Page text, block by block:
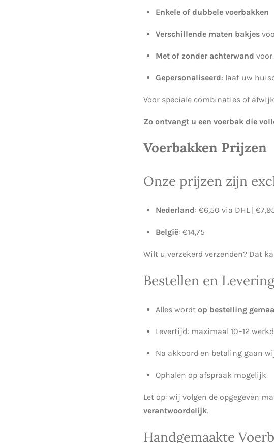
Enkele of dubbele voerbakken
Verschillende maten bakjes
Met of zonder achterwand
Gepersonaliseerd: laat uw
Voor speciale combinaties of
Zo ontvangt u een voerbak die
Voerbakken Prijzen
Onze prijzen zijn
Nederland: €6,50 via DHL |
België: €14,75
Wilt u verzekerd verzenden? Dat
Bestellen en Levering
Alles wordt op bestelling
Levertijd: maximaal 10–12
Na akkoord en betaling gaan
Ophalen op afspraak mogelijk
Let op: wij volgen de opgegeven
verantwoordelijk.
Handgemaakte